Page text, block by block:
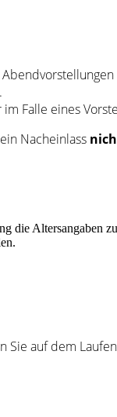
Abendvorstellungen
Falle eines
Nacheinlass
die Altersangaben
Sie auf dem